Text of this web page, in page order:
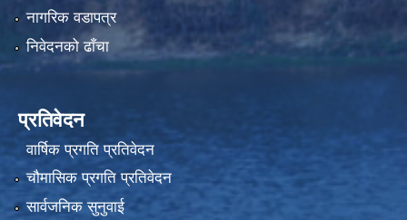
नागरिक वडापत्र
निवेदनको ढाँचा
प्रतिवेदन
वार्षिक प्रगति प्रतिवेदन
चौमासिक प्रगति प्रतिवेदन
सार्वजनिक सुनुवाई